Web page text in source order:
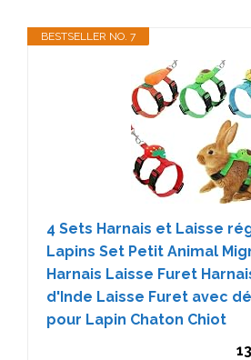
BESTSELLER NO. 7
4 Sets Harnais et Laisse
Lapins Set Petit Animal
Harnais Laisse Furet
d'Inde Laisse Furet avec
pour Lapin Chaton Chiot